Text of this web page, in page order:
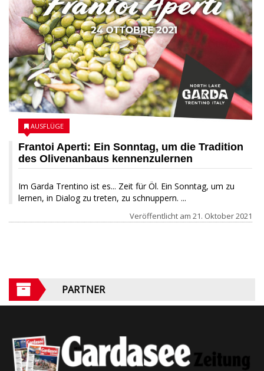
Frantoi Aperti: Ein Sonntag, um die Tradition
des Olivenanbaus kennenzulernen
Im Garda Trentino ist es... Zeit für Öl. Ein Sonntag, um zu
lernen, in Dialog zu treten, zu schnuppern. ...
AUSFLÜGE
Veröffentlicht am 21. Oktober 2021
PARTNER